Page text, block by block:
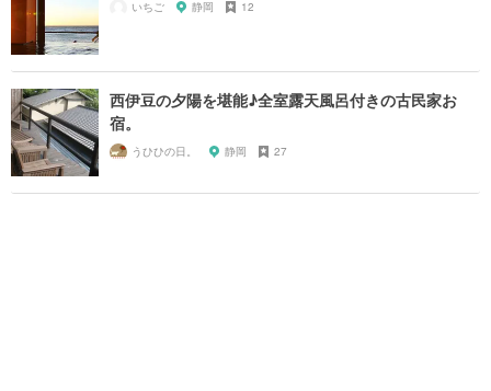
いちご 静岡 12
西伊豆の夕陽を堪能♪全室露天風呂付きの古民家お
宿。
うひひの日。 静岡 27